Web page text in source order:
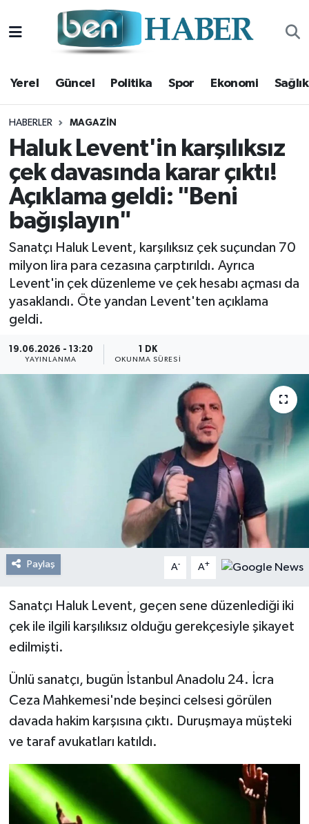
Yerel Güncel Politika Spor Ekonomi Sağlık
HABERLER MAGAZIN
Haluk Levent'in karşılıksız
çek davasında karar çıktı!
Açıklama geldi: "Beni
bağışlayın"
Sanatçı Haluk Levent, karşılıksız çek suçundan 70
milyon lira para cezasına çarptırıldı. Ayrıca
Levent'in çek düzenleme ve çek hesabı açması da
yasaklandı. Öte yandan Levent'ten açıklama
geldi.
19.06.2026 - 13:20
YAYINLANMA
1 DK
OKUNMA SÜRESI
Paylaş A- A+
Sanatçı Haluk Levent, geçen sene düzenlediği iki
çek ile ilgili karşılıksız olduğu gerekçesiyle şikayet
edilmişti.
Ünlü sanatçı, bugün İstanbul Anadolu 24. İcra
Ceza Mahkemesi'nde beşinci celsesi görülen
davada hakim karşısına çıktı. Duruşmaya müşteki
ve taraf avukatları katıldı.
Yerel
Güncel
Politika
Spor
Ekonomi
Sağlık
Magazin
Kültür Sanat
Hava Durumu
Trafik Durumu
Süper Lig Puan Durumu ve Fikstür
Tüm Manşetler
Son Dakika Haberleri
Haber Arşivi